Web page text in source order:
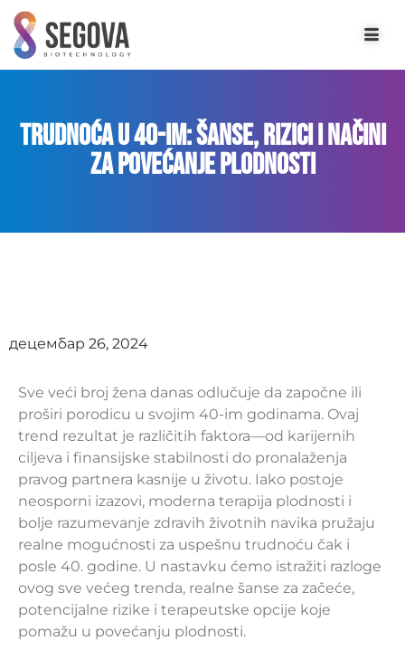
Trudnoća u 40-im: Šanse, rizici i načini
za povećanje plodnosti
децембар 26, 2024
Sve veći broj žena danas odlučuje da započne ili
proširi porodicu u svojim 40-im godinama. Ovaj
trend rezultat je različitih faktora—od karijernih
ciljeva i finansijske stabilnosti do pronalaženja
pravog partnera kasnije u životu. Iako postoje
neosporni izazovi, moderna terapija plodnosti i
bolje razumevanje zdravih životnih navika pružaju
realne mogućnosti za uspešnu trudnoću čak i
posle 40. godine. U nastavku ćemo istražiti razloge
ovog sve većeg trenda, realne šanse za začeće,
potencijalne rizike i terapeutske opcije koje
pomažu u povećanju plodnosti.